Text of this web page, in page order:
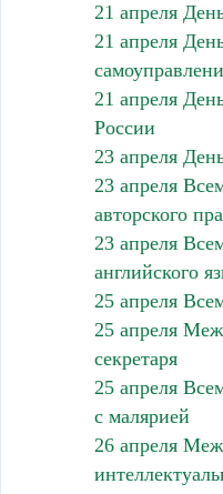
21 апреля
21 апреля
21 апреля
России
23 апреля
23 апреля
авторского
23 апреля
английского
25 апреля
25 апреля
секретаря
25 апреля
с малярией
26 апреля